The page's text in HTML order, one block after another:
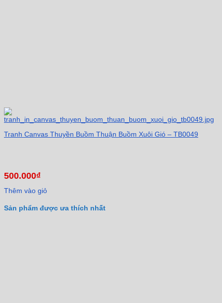
Tranh Canvas Thuyền Buồm Thuận Buồm Xuôi Gió – TB0049
500.000₫
Thêm vào giỏ
Sản phẩm được ưa thích nhất